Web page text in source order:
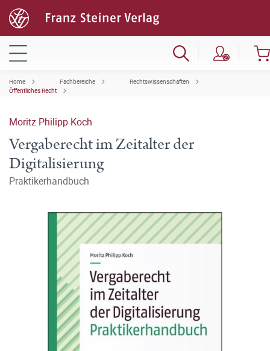
Home Fachbereiche
Rechtswissenschaften
Öffentliches Recht
Moritz Philipp Koch
Vergaberecht im Zeitalter der
Digitalisierung
Praktikerhandbuch